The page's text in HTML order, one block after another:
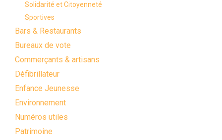
Solidarité et Citoyenneté
Sportives
Bars & Restaurants
Bureaux de vote
Commerçants & artisans
Défibrillateur
Enfance Jeunesse
Environnement
Numéros utiles
Patrimoine